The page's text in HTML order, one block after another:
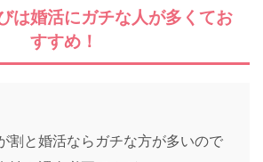
は婚活にガチな人が多くてお
すすめ！
割と婚活ならガチな方が多いので